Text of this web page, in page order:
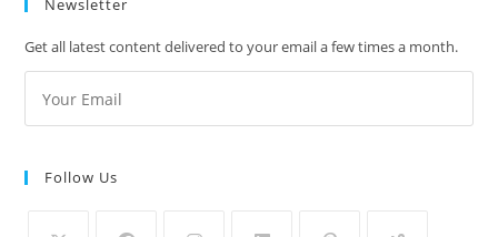
Newsletter
Get all latest content delivered to your email a few times a month.
Follow Us